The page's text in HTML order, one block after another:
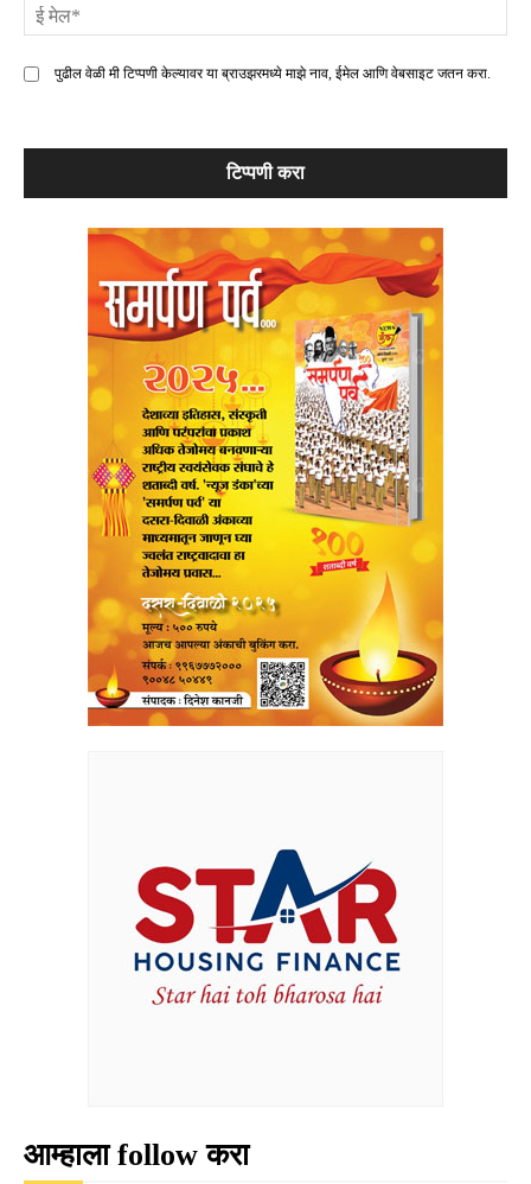
पुढील वेळी मी टिप्पणी केल्यावर या ब्राउझरमध्ये माझे नाव, ईमेल आणि वेबसाइट जतन करा.
आम्हाला follow करा